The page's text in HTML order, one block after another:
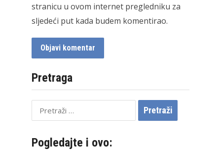
stranicu u ovom internet pregledniku za
sljedeći put kada budem komentirao.
Pretraga
Pretraži:
Pogledajte i ovo: